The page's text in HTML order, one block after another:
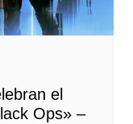
el
Ops» –